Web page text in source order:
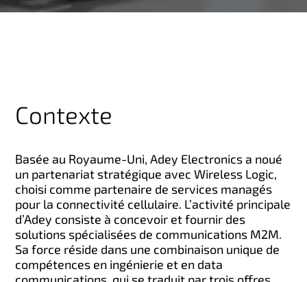
Contexte
Basée au Royaume-Uni, Adey Electronics a noué
un partenariat stratégique avec Wireless Logic,
choisi comme partenaire de services managés
pour la connectivité cellulaire. L’activité principale
d’Adey consiste à concevoir et fournir des
solutions spécialisées de communications M2M.
Sa force réside dans une combinaison unique de
compétences en ingénierie et en data